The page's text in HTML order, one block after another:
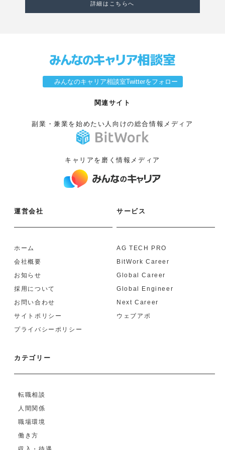
詳細はこちらへ
みんなのキャリア相談室Twitterをフォロー
関連サイト
副業・兼業を始めたい人向けの総合情報メディア
キャリアを磨く情報メディア
運営会社
ホーム
会社概要
お知らせ
採用について
お問い合わせ
サイトポリシー
プライバシーポリシー
サービス
AG TECH PRO
BitWork Career
Global Career
Global Engineer
Next Career
ウェブアポ
カテゴリー
転職相談
人間関係
職場環境
働き方